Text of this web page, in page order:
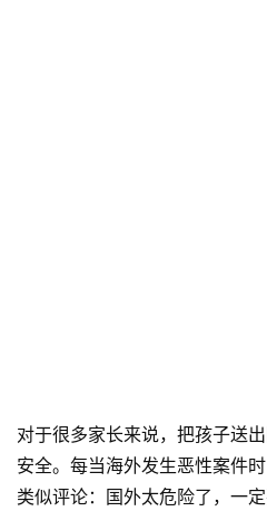
对于很多家长来说，把孩子送
安全。每当海外发生恶性案件
类似评论：国外太危险了，一定